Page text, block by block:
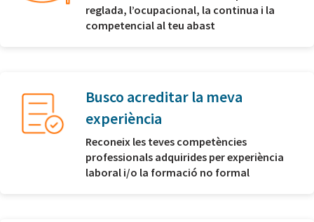
reglada, l’ocupacional, la continua i la
competencial al teu abast
Busco acreditar la meva
experiència
Reconeix les teves competències
professionals adquirides per experiència
laboral i/o la formació no formal